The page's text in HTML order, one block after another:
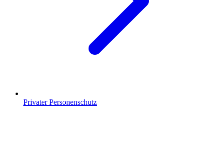
Privater Personenschutz